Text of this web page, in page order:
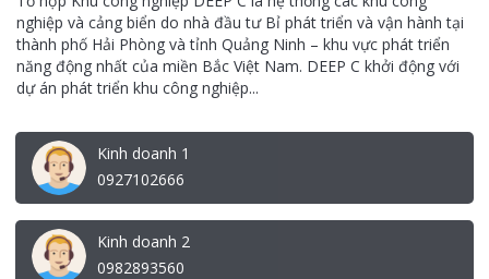
nghiệp và cảng biển do nhà đầu tư Bỉ phát triển và vận hành tại
thành phố Hải Phòng và tỉnh Quảng Ninh – khu vực phát triển
năng động nhất của miền Bắc Việt Nam. DEEP C khởi động với
dự án phát triển khu công nghiệp...
Kinh doanh 1
0927102666
Kinh doanh 2
0982893560